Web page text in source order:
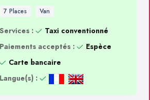
7 Places Van
Services :
Taxi conventionné
Paiements acceptés :
Espèce
Carte bancaire
Langue(s) :